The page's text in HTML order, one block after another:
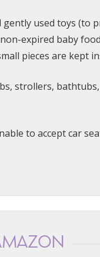
gently used toys (to
expired baby
pieces are kept
strollers,
to accept car